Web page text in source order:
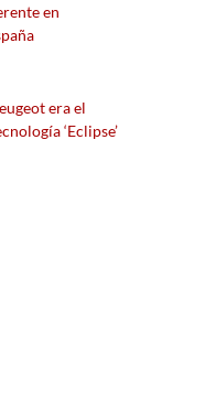
en
era el
‘Eclipse’